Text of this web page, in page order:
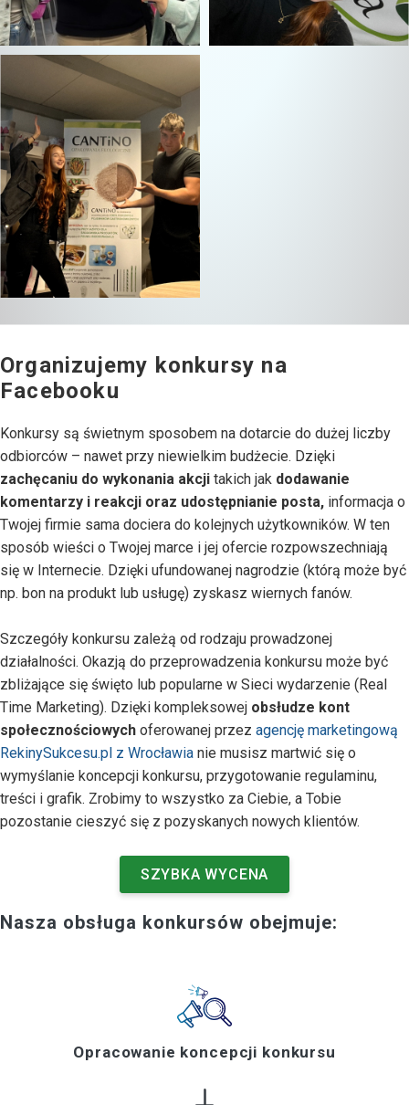
Organizujemy konkursy na
Facebooku
Konkursy są świetnym sposobem na dotarcie do dużej liczby
odbiorców – nawet przy niewielkim budżecie. Dzięki
zachęcaniu do wykonania akcji takich jak dodawanie
komentarzy i reakcji oraz udostępnianie posta, informacja o
Twojej firmie sama dociera do kolejnych użytkowników. W ten
sposób wieści o Twojej marce i jej ofercie rozpowszechniają
się w Internecie. Dzięki ufundowanej nagrodzie (którą może być
np. bon na produkt lub usługę) zyskasz wiernych fanów.
Szczegóły konkursu zależą od rodzaju prowadzonej
działalności. Okazją do przeprowadzenia konkursu może być
zbliżające się święto lub popularne w Sieci wydarzenie (Real
Time Marketing). Dzięki kompleksowej obsłudze kont
społecznościowych oferowanej przez agencję marketingową
RekinySukcesu.pl z Wrocławia nie musisz martwić się o
wymyślanie koncepcji konkursu, przygotowanie regulaminu,
treści i grafik. Zrobimy to wszystko za Ciebie, a Tobie
pozostanie cieszyć się z pozyskanych nowych klientów.
SZYBKA WYCENA
Nasza obsługa konkursów obejmuje:
Opracowanie koncepcji konkursu